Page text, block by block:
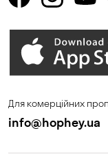
Для комерційних
info@hophey.ua